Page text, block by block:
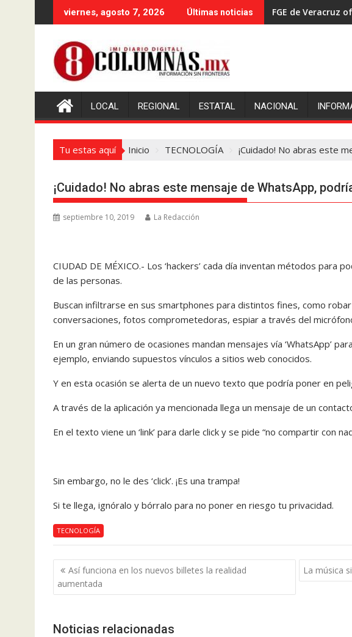
al
viernes, agosto 7, 2026 Últimas noticias FGE de Veracruz
LOCAL REGIONAL ESTATAL NACIONAL
Tu estas aquí Inicio TECNOLOGÍA ¡Cuidado! No abras este
¡Cuidado! No abras este mensaje de WhatsApp,
septiembre 10, 2019 La Redacción
CIUDAD DE MÉXICO.- Los ‘hackers’ cada día inventan métodos para
de las personas.
Buscan infiltrarse en sus smartphones para distintos fines, como
conversaciones, fotos comprometedoras, espiar a través del
En un gran número de ocasiones mandan mensajes vía ‘WhatsApp’
ejemplo, enviando supuestos vínculos a sitios web conocidos.
Y en esta ocasión se alerta de un nuevo texto que podría poner en
A través de la aplicación ya mencionada llega un mensaje de un
En el texto viene un ‘link’ para darle click y se pide “no compartir con
Sin embargo, no le des ‘click’. ¡Es una trampa!
Si te llega, ignóralo y bórralo para no poner en riesgo tu privacidad.
TECNOLOGÍA
Navegación
de
entradas
Así funciona en los nuevos billetes la realidad
aumentada
La música
Noticias relacionadas